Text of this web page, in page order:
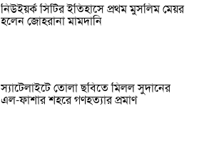
নিউইয়র্ক সিটির ইতিহাসে প্রথম মুসলিম মেয়র
হলেন জোহরানা মামদানি
স্যাটেলাইটে তোলা ছবিতে মিলল সুদানের
এল-ফাশার শহরে গণহত্যার প্রমাণ